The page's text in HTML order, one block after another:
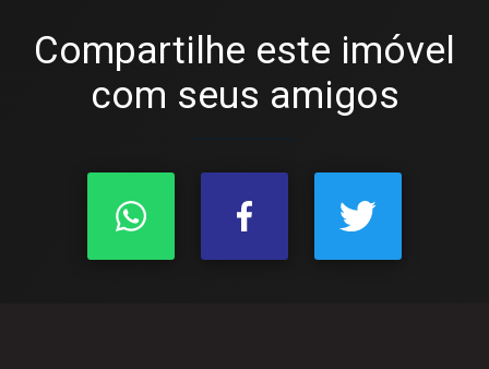
Compartilhe este imóvel
com seus amigos